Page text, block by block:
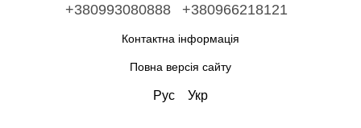
+380993080888 +380966218121
Контактна інформація
Повна версія сайту
Рус Укр